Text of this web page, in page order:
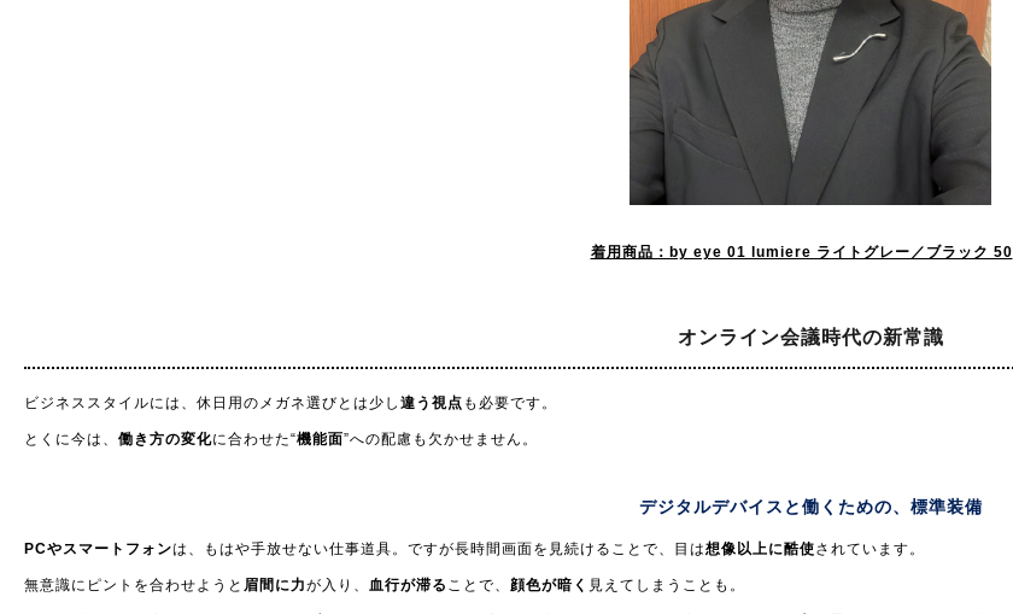
着用商品：by eye 01 lumiere ライトグレー／ブラック 50
オンライン会議時代の新常識
ビジネススタイルには、休日用のメガネ選びとは少し 違う視点 も必要です。
とくに今は、 働き方の変化に合わせた“機能面”への配慮も欠かせません。
デジタルデバイスと働くための、 標準装備
PCやスマートフォンは、もはや手放せない仕事道具。ですが長時間画面を見続けることで、目は想像以上に酷使されています。
無意識にピントを合わせようと 眉間に力が入り、 血行が滞る ことで、 顔色が暗く 見えてしまうことも。